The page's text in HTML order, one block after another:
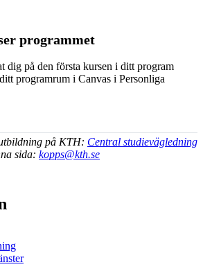
programmet
dig på den första kursen i ditt program
programrum i Canvas i Personliga
på KTH: Central studievägledning
sida: kopps@kth.se